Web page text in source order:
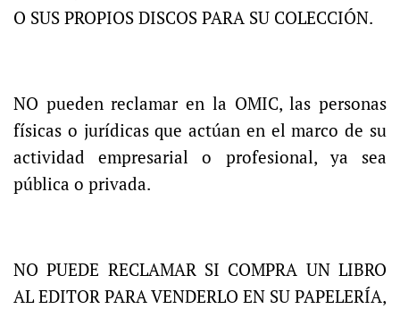
O SUS PROPIOS DISCOS PARA SU COLECCIÓN.
NO pueden reclamar en la OMIC, las personas
físicas o jurídicas que actúan en el marco de su
actividad empresarial o profesional, ya sea
pública o privada.
NO PUEDE RECLAMAR SI COMPRA UN LIBRO
AL EDITOR PARA VENDERLO EN SU PAPELERÍA,